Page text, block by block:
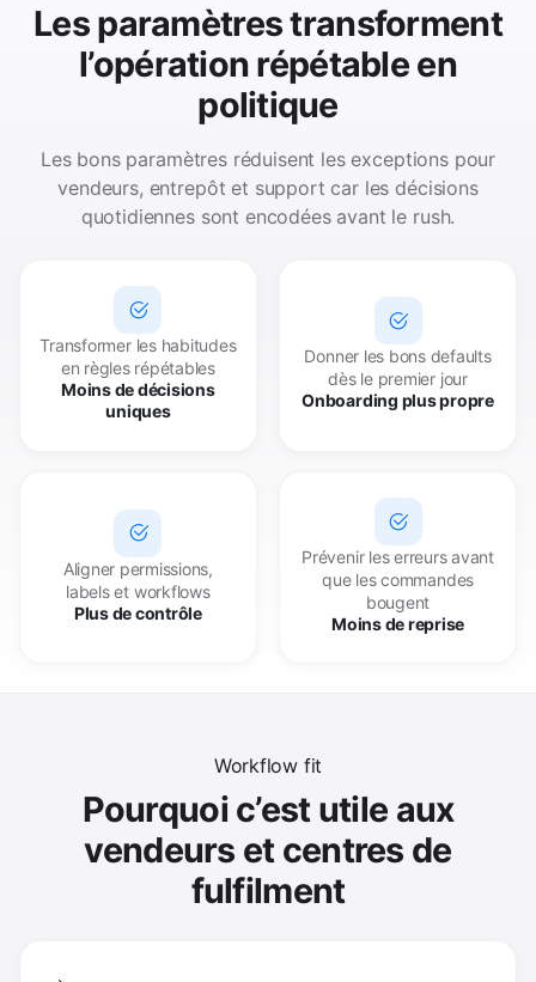
Les paramètres transforment
l’opération répétable en
politique
Les bons paramètres réduisent les exceptions pour
vendeurs, entrepôt et support car les décisions
quotidiennes sont encodées avant le rush.
Transformer les habitudes
en règles répétables
Moins de décisions
uniques
Donner les bons defaults
dès le premier jour
Onboarding plus propre
Aligner permissions,
labels et workflows
Plus de contrôle
Prévenir les erreurs avant
que les commandes
bougent
Moins de reprise
Workflow fit
Pourquoi c’est utile aux
vendeurs et centres de
fulfilment